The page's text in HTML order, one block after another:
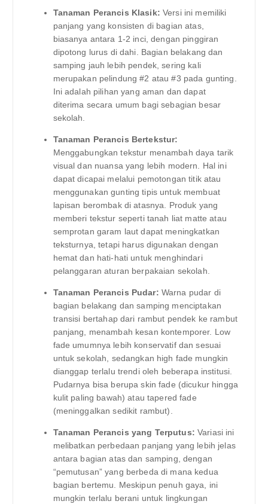
Tanaman Perancis Klasik: Versi ini memiliki
panjang yang konsisten di bagian atas,
biasanya antara 1-2 inci, dengan pinggiran
dipotong lurus di dahi. Bagian belakang dan
samping jauh lebih pendek, sering kali
merupakan pelindung #2 atau #3 pada gunting.
Ini adalah pilihan yang aman dan dapat
diterima secara umum bagi sebagian besar
sekolah.
Tanaman Perancis Bertekstur:
Menggabungkan tekstur menambah daya tarik
visual dan nuansa yang lebih modern. Hal ini
dapat dicapai melalui pemotongan titik atau
menggunakan gunting tipis untuk membuat
lapisan berombak di atasnya. Produk yang
memberi tekstur seperti tanah liat matte atau
semprotan garam laut dapat meningkatkan
teksturnya, tetapi harus digunakan dengan
hemat dan hati-hati untuk menghindari
pelanggaran aturan berpakaian sekolah.
Tanaman Perancis Pudar: Warna pudar di
bagian belakang dan samping menciptakan
transisi bertahap dari rambut pendek ke rambut
panjang, menambah kesan kontemporer. Low
fade umumnya lebih konservatif dan sesuai
untuk sekolah, sedangkan high fade mungkin
dianggap terlalu trendi oleh beberapa institusi.
Pudarnya bisa berupa skin fade (dicukur hingga
kulit paling bawah) atau tapered fade
(meninggalkan sedikit rambut).
Tanaman Perancis yang Terputus: Variasi ini
melibatkan perbedaan panjang yang lebih jelas
antara bagian atas dan samping, dengan
“pemutusan” yang berbeda di mana kedua
bagian bertemu. Meskipun penuh gaya, ini
mungkin terlalu berani untuk lingkungan